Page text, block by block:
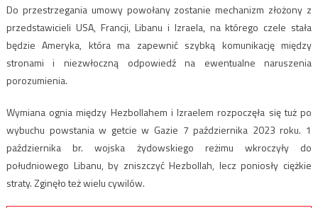
Do przestrzegania umowy powołany zostanie mechanizm złożony z
przedstawicieli USA, Francji, Libanu i Izraela, na którego czele stała
będzie Ameryka, która ma zapewnić szybką komunikację między
stronami i niezwłoczną odpowiedź na ewentualne naruszenia
porozumienia.
Wymiana ognia między Hezbollahem i Izraelem rozpoczęła się tuż po
wybuchu powstania w getcie w Gazie 7 października 2023 roku. 1
października br. wojska żydowskiego reżimu wkroczyły do
południowego Libanu, by zniszczyć Hezbollah, lecz poniosły ciężkie
straty. Zginęło też wielu cywilów.